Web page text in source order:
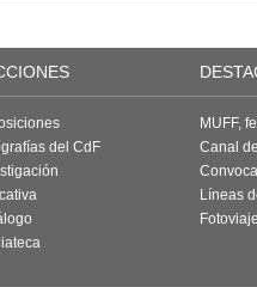
del CdF
MUFF,
Canal
Líneas